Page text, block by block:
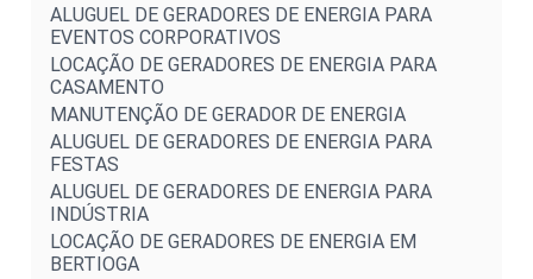
ALUGUEL DE GERADORES DE ENERGIA PARA
EVENTOS CORPORATIVOS
LOCAÇÃO DE GERADORES DE ENERGIA PARA
CASAMENTO
MANUTENÇÃO DE GERADOR DE ENERGIA
ALUGUEL DE GERADORES DE ENERGIA PARA
FESTAS
ALUGUEL DE GERADORES DE ENERGIA PARA
INDÚSTRIA
LOCAÇÃO DE GERADORES DE ENERGIA EM
BERTIOGA